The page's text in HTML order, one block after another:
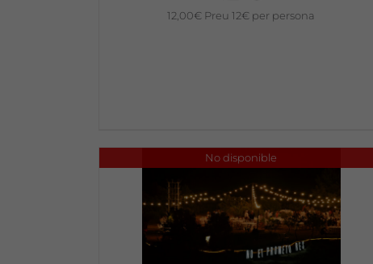
12,00€ Preu 12€ per persona
No disponible